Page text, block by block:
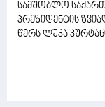
სამშობლო
პრეზიდენტის
წერს ლუკა